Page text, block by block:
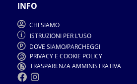
INFO
CHI SIAMO
ISTRUZIONI PER L'USO
DOVE SIAMO/PARCHEGGI
PRIVACY E COOKIE POLICY
TRASPARENZA AMMINISTRATIVA